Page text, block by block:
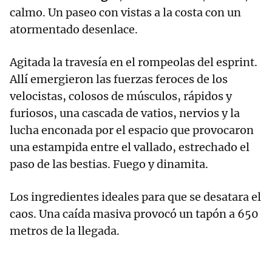
calmo. Un paseo con vistas a la costa con un
atormentado desenlace.
Agitada la travesía en el rompeolas del esprint.
Allí emergieron las fuerzas feroces de los
velocistas, colosos de músculos, rápidos y
furiosos, una cascada de vatios, nervios y la
lucha enconada por el espacio que provocaron
una estampida entre el vallado, estrechado el
paso de las bestias. Fuego y dinamita.
Los ingredientes ideales para que se desatara el
caos. Una caída masiva provocó un tapón a 650
metros de la llegada.